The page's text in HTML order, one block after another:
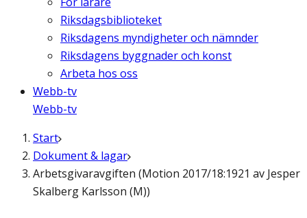
Riksdagsbiblioteket
Riksdagens myndigheter och nämnder
Riksdagens byggnader och konst
Arbeta hos oss
Webb-tv
Webb-tv
Start
Dokument & lagar
Arbetsgivaravgiften (Motion 2017/18:1921 av Jesper
Skalberg Karlsson (M))